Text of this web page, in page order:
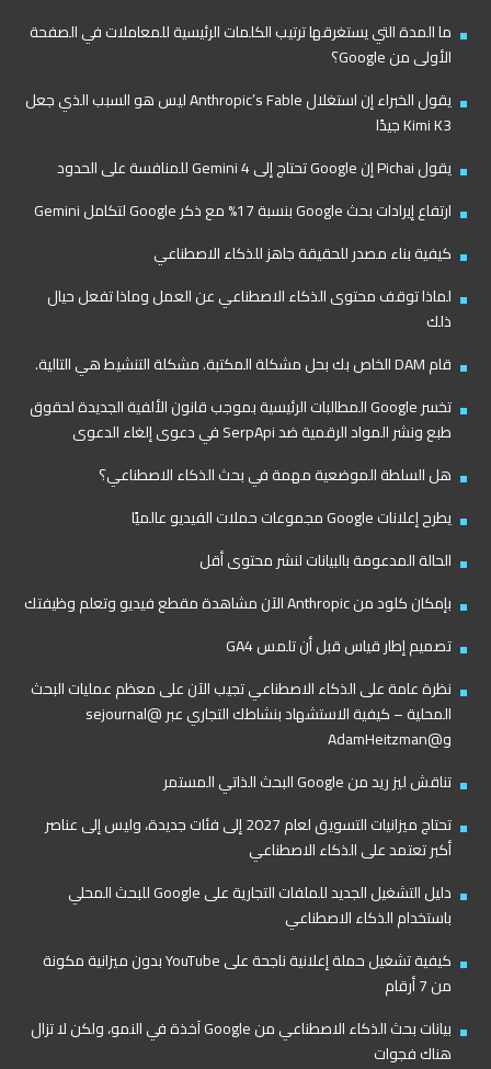
ما المدة التي يستغرقها ترتيب الكلمات الرئيسية للمعاملات في الصفحة
الأولى من Google؟
يقول الخبراء إن استغلال Anthropic’s Fable ليس هو السبب الذي جعل
Kimi K3 جيدًا
يقول Pichai إن Google تحتاج إلى Gemini 4 للمنافسة على الحدود
ارتفاع إيرادات بحث Google بنسبة 17% مع ذكر Google لتكامل Gemini
كيفية بناء مصدر للحقيقة جاهز للذكاء الاصطناعي
لماذا توقف محتوى الذكاء الاصطناعي عن العمل وماذا تفعل حيال
ذلك
قام DAM الخاص بك بحل مشكلة المكتبة. مشكلة التنشيط هي التالية.
تخسر Google المطالبات الرئيسية بموجب قانون الألفية الجديدة لحقوق
طبع ونشر المواد الرقمية ضد SerpApi في دعوى إلغاء الدعوى
هل السلطة الموضعية مهمة في بحث الذكاء الاصطناعي؟
يطرح إعلانات Google مجموعات حملات الفيديو عالميًا
الحالة المدعومة بالبيانات لنشر محتوى أقل
بإمكان كلود من Anthropic الآن مشاهدة مقطع فيديو وتعلم وظيفتك
تصميم إطار قياس قبل أن تلمس GA4
نظرة عامة على الذكاء الاصطناعي تجيب الآن على معظم عمليات البحث
المحلية – كيفية الاستشهاد بنشاطك التجاري عبر @sejournal
و@AdamHeitzman
تناقش ليز ريد من Google البحث الذاتي المستمر
تحتاج ميزانيات التسويق لعام 2027 إلى فئات جديدة، وليس إلى عناصر
أكبر تعتمد على الذكاء الاصطناعي
دليل التشغيل الجديد للملفات التجارية على Google للبحث المحلي
باستخدام الذكاء الاصطناعي
كيفية تشغيل حملة إعلانية ناجحة على YouTube بدون ميزانية مكونة
من 7 أرقام
بيانات بحث الذكاء الاصطناعي من Google آخذة في النمو، ولكن لا تزال
هناك فجوات